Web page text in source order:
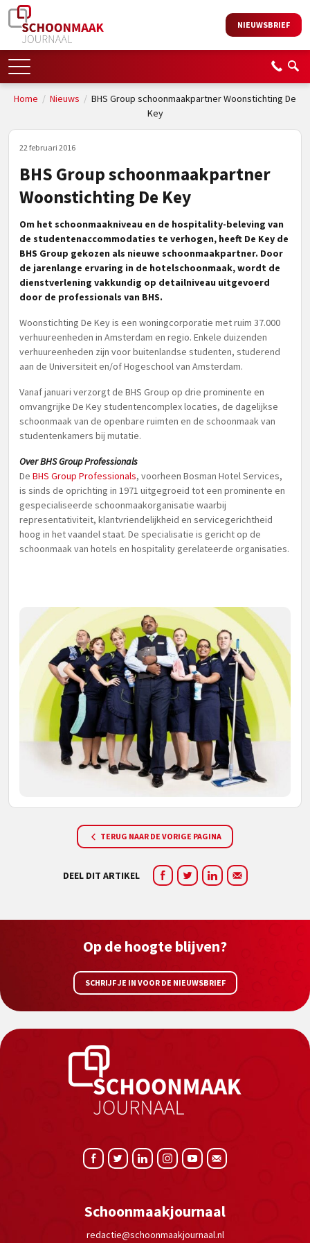
NIEUWSBRIEF
Home / Nieuws / BHS Group schoonmaakpartner Woonstichting De
Key
22 februari 2016
BHS Group schoonmaakpartner
Woonstichting De Key
Om het schoonmaakniveau en de hospitality-beleving van
de studentenaccommodaties te verhogen, heeft De Key de
BHS Group gekozen als nieuwe schoonmaakpartner. Door
de jarenlange ervaring in de hotelschoonmaak, wordt de
dienstverlening vakkundig op detailniveau uitgevoerd
door de professionals van BHS.
Woonstichting De Key is een woningcorporatie met ruim 37.000
verhuureenheden in Amsterdam en regio. Enkele duizenden
verhuureenheden zijn voor buitenlandse studenten, studerend
aan de Universiteit en/of Hogeschool van Amsterdam.
Vanaf januari verzorgt de BHS Group op drie prominente en
omvangrijke De Key studentencomplex locaties, de dagelijkse
schoonmaak van de openbare ruimten en de schoonmaak van
studentenkamers bij mutatie.
Over BHS Group Professionals
De BHS Group Professionals, voorheen Bosman Hotel Services,
is sinds de oprichting in 1971 uitgegroeid tot een prominente en
gespecialiseerde schoonmaakorganisatie waarbij
representativiteit, klantvriendelijkheid en servicegerichtheid
hoog in het vaandel staat. De specialisatie is gericht op de
schoonmaak van hotels en hospitality gerelateerde organisaties.
TERUG NAAR DE VORIGE PAGINA
DEEL DIT ARTIKEL
Op de hoogte blijven?
SCHRIJF JE IN VOOR DE NIEUWSBRIEF
Schoonmaakjournaal
redactie@schoonmaakjournaal.nl